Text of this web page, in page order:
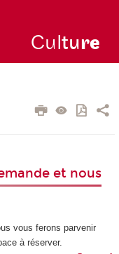
Culture
et nous
vous ferons parvenir
à réserver.